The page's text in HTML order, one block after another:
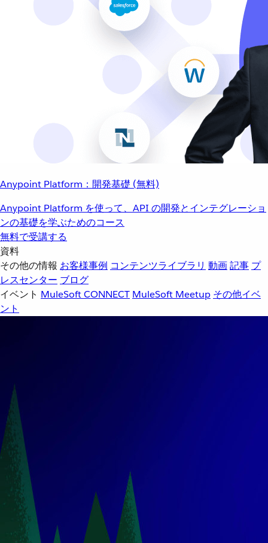
Anypoint Platform：開発基礎 (無料)
Anypoint Platform を使って、API の開発とインテグレーショ
ンの基礎を学ぶためのコース
無料で受講する
資料
その他の情報 お客様事例 コンテンツライブラリ 動画記事 プ
レスセンター ブログ
イベント MuleSoft CONNECT MuleSoft Meetup その他イベ
ント